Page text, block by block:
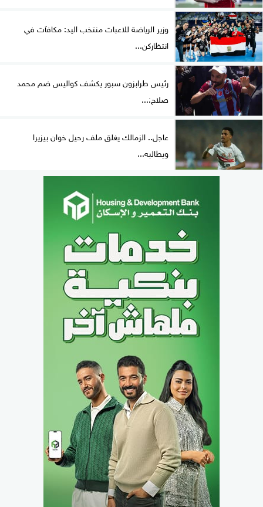
وزير الرياضة للاعبات منتخب اليد: مكافآت في
انتظاركن...
رئيس طرابزون سبور يكشف كواليس ضم محمد
صلاح:...
عاجل.. الزمالك يغلق ملف رحيل خوان بيزيرا
ويطالبه...